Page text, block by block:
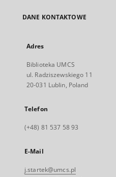
DANE KONTAKTOWE
Adres
Biblioteka UMCS
ul. Radziszewskiego 11
20-031 Lublin, Poland
Telefon
(+48) 81 537 58 93
E-Mail
j.startek@umcs.pl